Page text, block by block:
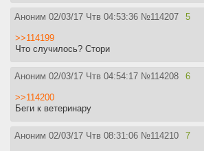
Аноним 02/03/17 Чтв 04:53:36 №114207 5
>>114199
Что случилось? Стори
Аноним 02/03/17 Чтв 04:54:17 №114208 6
>>114200
Беги к ветеринару
Аноним 02/03/17 Чтв 08:31:06 №114210 7